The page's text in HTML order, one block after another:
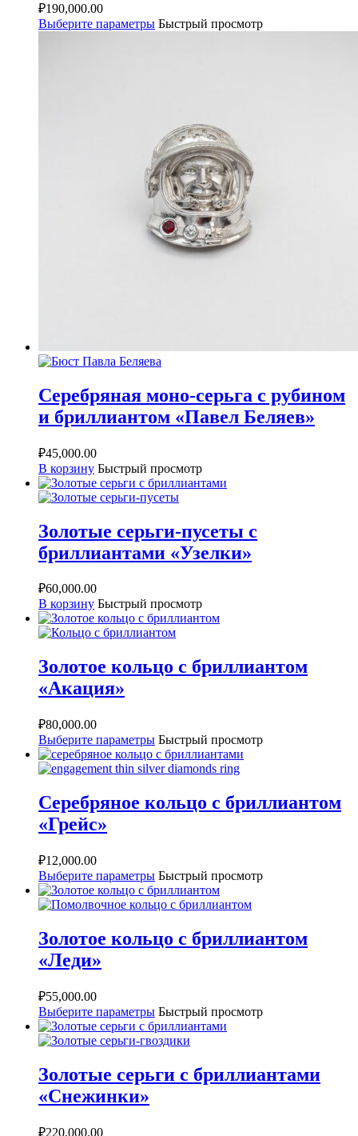
₽190,000.00
Выберите параметры Быстрый просмотр
Серебряная моно-серьга с рубином
и бриллиантом «Павел Беляев»
₽45,000.00
В корзину Быстрый просмотр
Золотые серьги-пусеты с
бриллиантами «Узелки»
₽60,000.00
В корзину Быстрый просмотр
Золотое кольцо с бриллиантом
«Акация»
₽80,000.00
Выберите параметры Быстрый просмотр
Серебряное кольцо с бриллиантом
«Грейс»
₽12,000.00
Выберите параметры Быстрый просмотр
Золотое кольцо с бриллиантом
«Леди»
₽55,000.00
Выберите параметры Быстрый просмотр
Золотые серьги с бриллиантами
«Снежинки»
₽220,000.00